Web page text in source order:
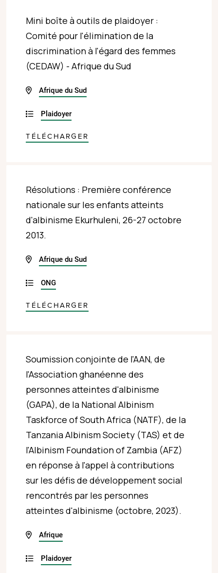
Mini boîte à outils de plaidoyer :
Comité pour l'élimination de la
discrimination à l'égard des femmes
(CEDAW) - Afrique du Sud
Afrique du Sud
Plaidoyer
TÉLÉCHARGER
Résolutions : Première conférence
nationale sur les enfants atteints
d'albinisme Ekurhuleni, 26-27 octobre
2013.
Afrique du Sud
ONG
TÉLÉCHARGER
Soumission conjointe de l'AAN, de
l'Association ghanéenne des
personnes atteintes d'albinisme
(GAPA), de la National Albinism
Taskforce of South Africa (NATF), de la
Tanzania Albinism Society (TAS) et de
l'Albinism Foundation of Zambia (AFZ)
en réponse à l'appel à contributions
sur les défis de développement social
rencontrés par les personnes
atteintes d'albinisme (octobre, 2023).
Afrique
Plaidoyer